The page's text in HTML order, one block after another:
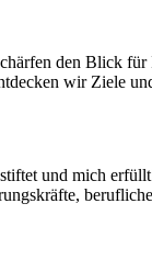
den Blick
wir Ziele
und mich